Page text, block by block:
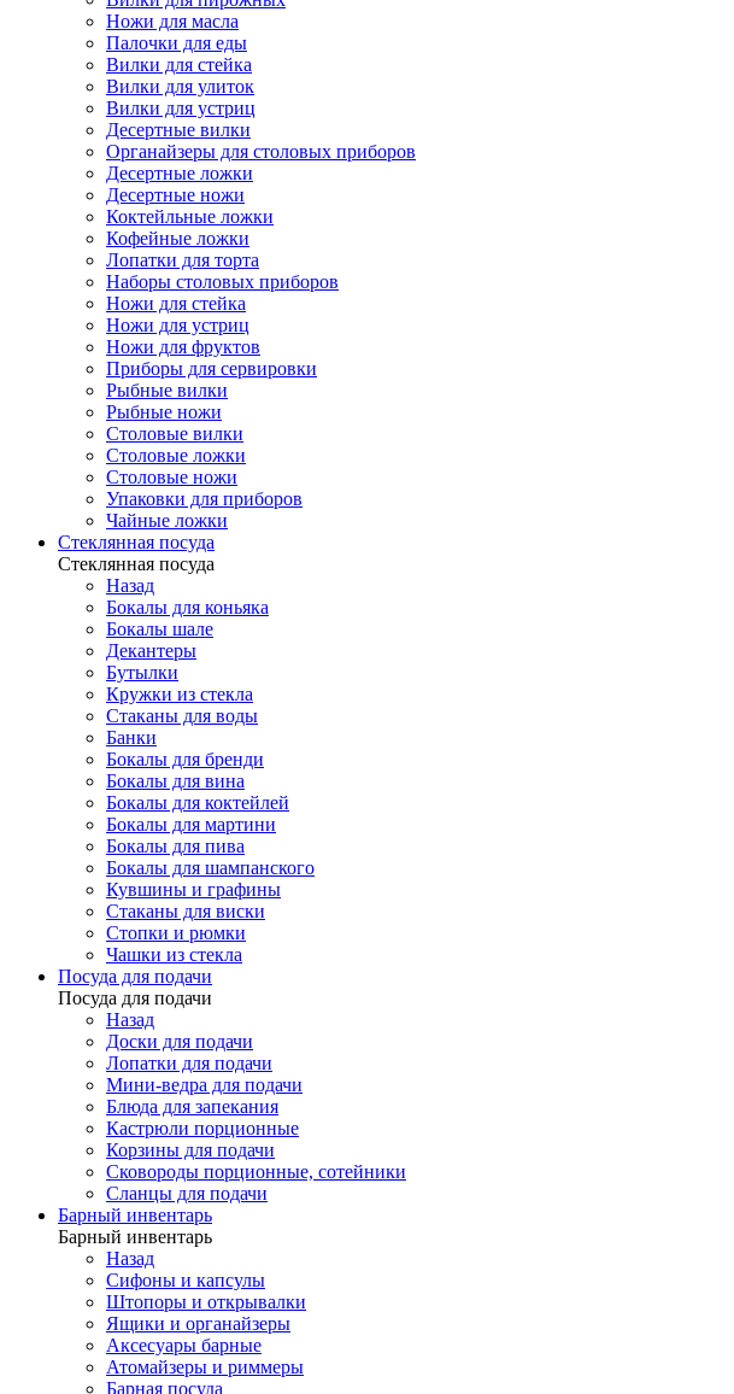
Ножи для масла
Палочки для еды
Вилки для стейка
Вилки для улиток
Вилки для устриц
Десертные вилки
Органайзеры для столовых приборов
Десертные ложки
Десертные ножи
Коктейльные ложки
Кофейные ложки
Лопатки для торта
Наборы столовых приборов
Ножи для стейка
Ножи для устриц
Ножи для фруктов
Приборы для сервировки
Рыбные вилки
Рыбные ножи
Столовые вилки
Столовые ложки
Столовые ножи
Упаковки для приборов
Чайные ложки
Стеклянная посуда
Стеклянная посуда
Назад
Бокалы для коньяка
Бокалы шале
Декантеры
Бутылки
Кружки из стекла
Стаканы для воды
Банки
Бокалы для бренди
Бокалы для вина
Бокалы для коктейлей
Бокалы для мартини
Бокалы для пива
Бокалы для шампанского
Кувшины и графины
Стаканы для виски
Стопки и рюмки
Чашки из стекла
Посуда для подачи
Посуда для подачи
Назад
Доски для подачи
Лопатки для подачи
Мини-ведра для подачи
Блюда для запекания
Кастрюли порционные
Корзины для подачи
Сковороды порционные, сотейники
Сланцы для подачи
Барный инвентарь
Барный инвентарь
Назад
Сифоны и капсулы
Штопоры и открывалки
Ящики и органайзеры
Аксесуары барные
Атомайзеры и риммеры
Барная посуда